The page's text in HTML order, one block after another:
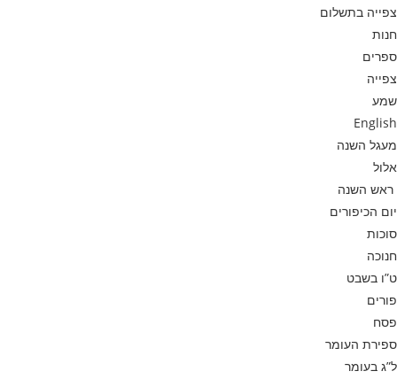
צפייה בתשלום
חנות
ספרים
צפייה
שמע
English
מעגל השנה
אלול
ראש השנה
יום הכיפורים
סוכות
חנוכה
ט”ו בשבט
פורים
פסח
ספירת העומר
ל”ג בעומר